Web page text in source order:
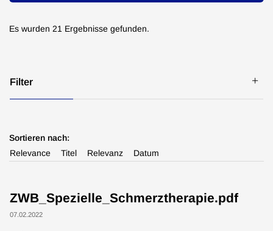
Es wurden 21 Ergebnisse gefunden.
Filter
Seiten (18)
BÄKground
Nachrichten (1)
Sortieren nach:
Relevance
Titel Relevanz Datum
ZWB_Spezielle_Schmerztherapie.pdf
07.02.2022